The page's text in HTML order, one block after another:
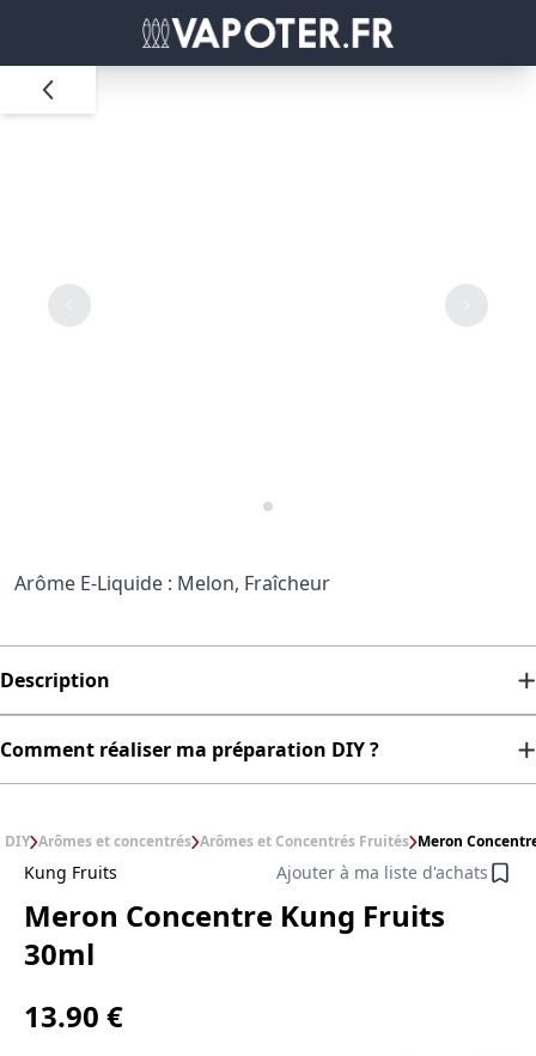
Arôme E-Liquide : Melon, Fraîcheur
Description
Comment réaliser ma préparation DIY ?
DIY Arômes et concentrés Arômes et Concentrés Fruités Meron
Kung Fruits Ajouter à ma liste d'achats
Meron Concentre Kung Fruits
30ml
13.90 €